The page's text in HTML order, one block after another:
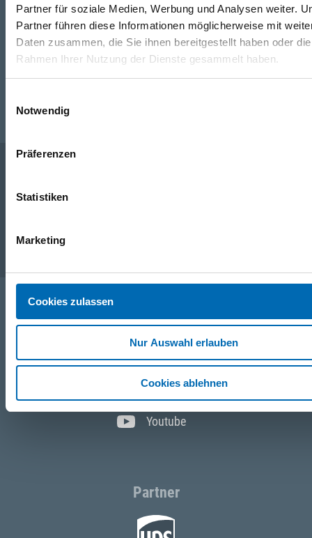
Partner für soziale Medien, Werbung und Analysen weiter.
Partner führen diese Informationen möglicherweise mit
Daten zusammen, die Sie ihnen bereitgestellt haben oder
Rahmen Ihrer Nutzung der Dienste gesammelt haben.
Notwendig
Präferenzen
Statistiken
Marketing
Cookies zulassen
Nur Auswahl erlauben
Cookies ablehnen
WhatsApp
+49 (0)151 172 082 54
Folgen Sie uns
Facebook
Instagram
Youtube
Partner